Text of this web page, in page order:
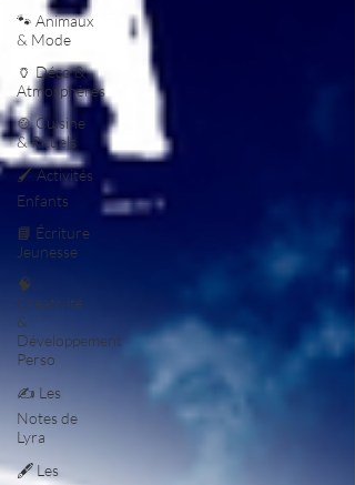
🐾 Animaux
& Mode
🏺 Déco &
Atmosphères
🍲 Cuisine
& Rituels
🖌️ Activités
Enfants
📘 Écriture
Jeunesse
🧠
Créativité
&
Développement
Perso
✍️ Les
Notes de
Lyra
🖋️ Les